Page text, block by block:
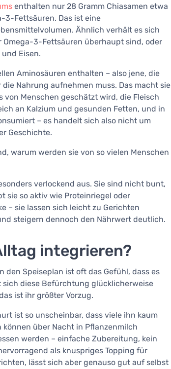
enthalten nur 28 Gramm Chiasamen etwa
3-Fettsäuren. Das ist eine
Ähnlich verhält es sich
3-Fettsäuren überhaupt sind, oder
Eisen.
Aminosäuren enthalten – also jene, die
Nahrung aufnehmen muss. Das macht sie
Menschen geschätzt wird, die Fleisch
an Kalzium und gesunden Fetten, und in
– es handelt sich also nicht um
Geschichte.
warum werden sie von so vielen Menschen
verlockend aus. Sie sind nicht bunt,
sie so aktiv wie Proteinriegel oder
– sie lassen sich leicht zu Gerichten
steigern dennoch den Nährwert deutlich.
integrieren?
Speiseplan ist oft das Gefühl, dass es
diese Befürchtung glücklicherweise
ist ihr größter Vorzug.
ist so unscheinbar, dass viele ihn kaum
über Nacht in Pflanzenmilch
werden – einfache Zubereitung, kein
als knuspriges Topping für
lässt sich aber genauso gut auf selbst